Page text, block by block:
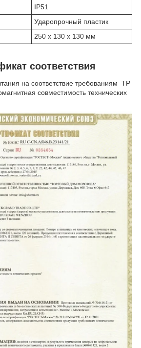
IP51
Ударопрочный пластик
250 х 130 х 130 мм
соответствия
на соответствие требованиям TP
совместимость технических